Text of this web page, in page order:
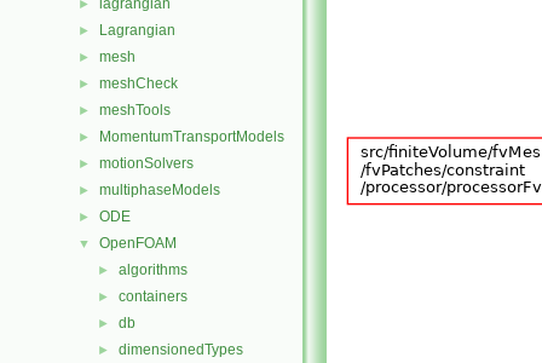
► lagrangian
► Lagrangian
► mesh
► meshCheck
► meshTools
► MomentumTransportModels
► motionSolvers
► multiphaseModels
► ODE
▼ OpenFOAM
► algorithms
► containers
► db
► dimensionedTypes